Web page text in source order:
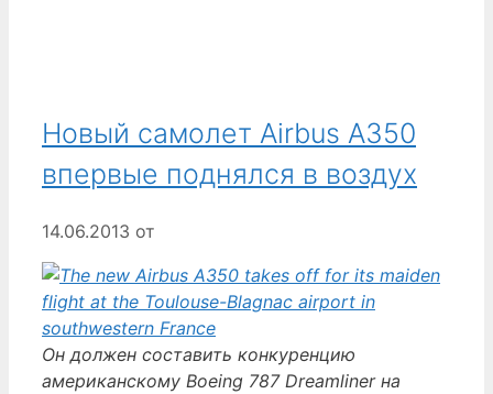
Новый самолет Airbus А350
впервые поднялся в воздух
14.06.2013 от
Он должен составить конкуренцию
американскому Boeing 787 Dreamliner на